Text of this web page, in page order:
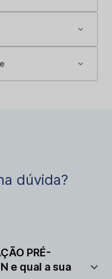
dúvida?
PRÉ-
e qual a sua